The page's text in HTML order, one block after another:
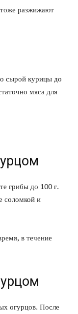
разжижают
сырой курицы до
мяса для
грибы до 100 г.
соломкой и
в течение
огурцов. После